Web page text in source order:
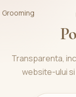
Grooming
Transparenta,
website-ului